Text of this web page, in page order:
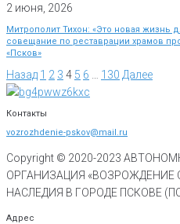
2 июня, 2026
Митрополит Тихон: «Это новая жизнь
совещание по реставрации храмов
«Псков»
Назад 1 2 3 4 5 6 130 Далее
Контакты
vozrozhdenie-pskov@mail.ru
Copyright © 2020-2023
ОРГАНИЗАЦИЯ «ВОЗРОЖДЕНИЕ
НАСЛЕДИЯ В ГОРОДЕ ПСКОВЕ
Адрес